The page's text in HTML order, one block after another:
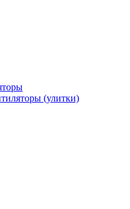
(улитки)